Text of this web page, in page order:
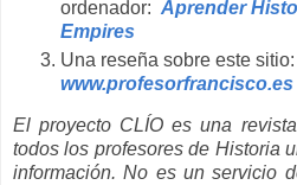
ordenador: Aprender
Empires
Una reseña sobre este sitio:
www.profesorfrancisco.es
El proyecto CLÍO es una
todos los profesores de Historia
información. No es un servicio